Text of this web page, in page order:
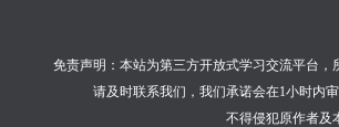
免责声明：本站为第三方开放式学习交流平台
请及时联系我们，我们承诺会在1小时内
不得侵犯原作者及